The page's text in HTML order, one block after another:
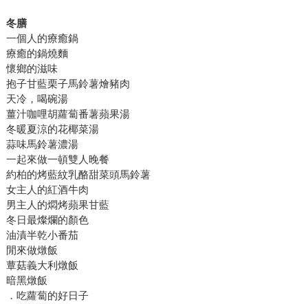
冬膳
一個人的療癒鍋
療癒的鍋燒麵
懷鄉的滋味
抱子甘藍栗子馬鈴薯燴豬肉
天冷，喝碗湯
薑汁咖哩胡蘿蔔番薯蘋果湯
冬暖夏涼的花椰菜湯
蒜味馬鈴薯濃湯
一起來做一頓雙人晚餐
約柏的烤藍紋乳酪甜菜頭馬鈴薯
女主人的紅酒牛肉
男主人的燜烤蘋果甘藍
冬日最燦爛的顏色
油漬半乾小番茄
閒來做燉飯
蕈菇義大利燉飯
暗黑燉飯
．吃蘿蔔的好日子